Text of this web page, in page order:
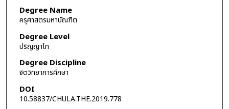
Degree Name
ครุศาสตรมหาบัณฑิต
Degree Level
ปริญญาโท
Degree Discipline
จิตวิทยาการศึกษา
DOI
10.58837/CHULA.THE.2019.778